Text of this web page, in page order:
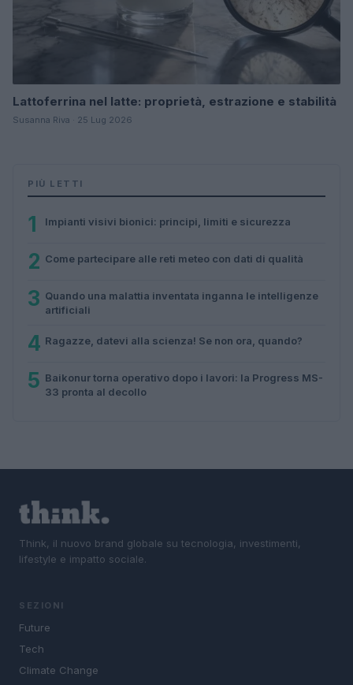
Lattoferrina nel latte: proprietà, estrazione e stabilità
Susanna Riva · 25 Lug 2026
PIÙ LETTI
1 Impianti visivi bionici: principi, limiti e sicurezza
2 Come partecipare alle reti meteo con dati di qualità
3 Quando una malattia inventata inganna le intelligenze
artificiali
4 Ragazze, datevi alla scienza! Se non ora, quando?
5 Baikonur torna operativo dopo i lavori: la Progress MS-
33 pronta al decollo
Think, il nuovo brand globale su tecnologia, investimenti,
lifestyle e impatto sociale.
SEZIONI
Future
Tech
Climate Change